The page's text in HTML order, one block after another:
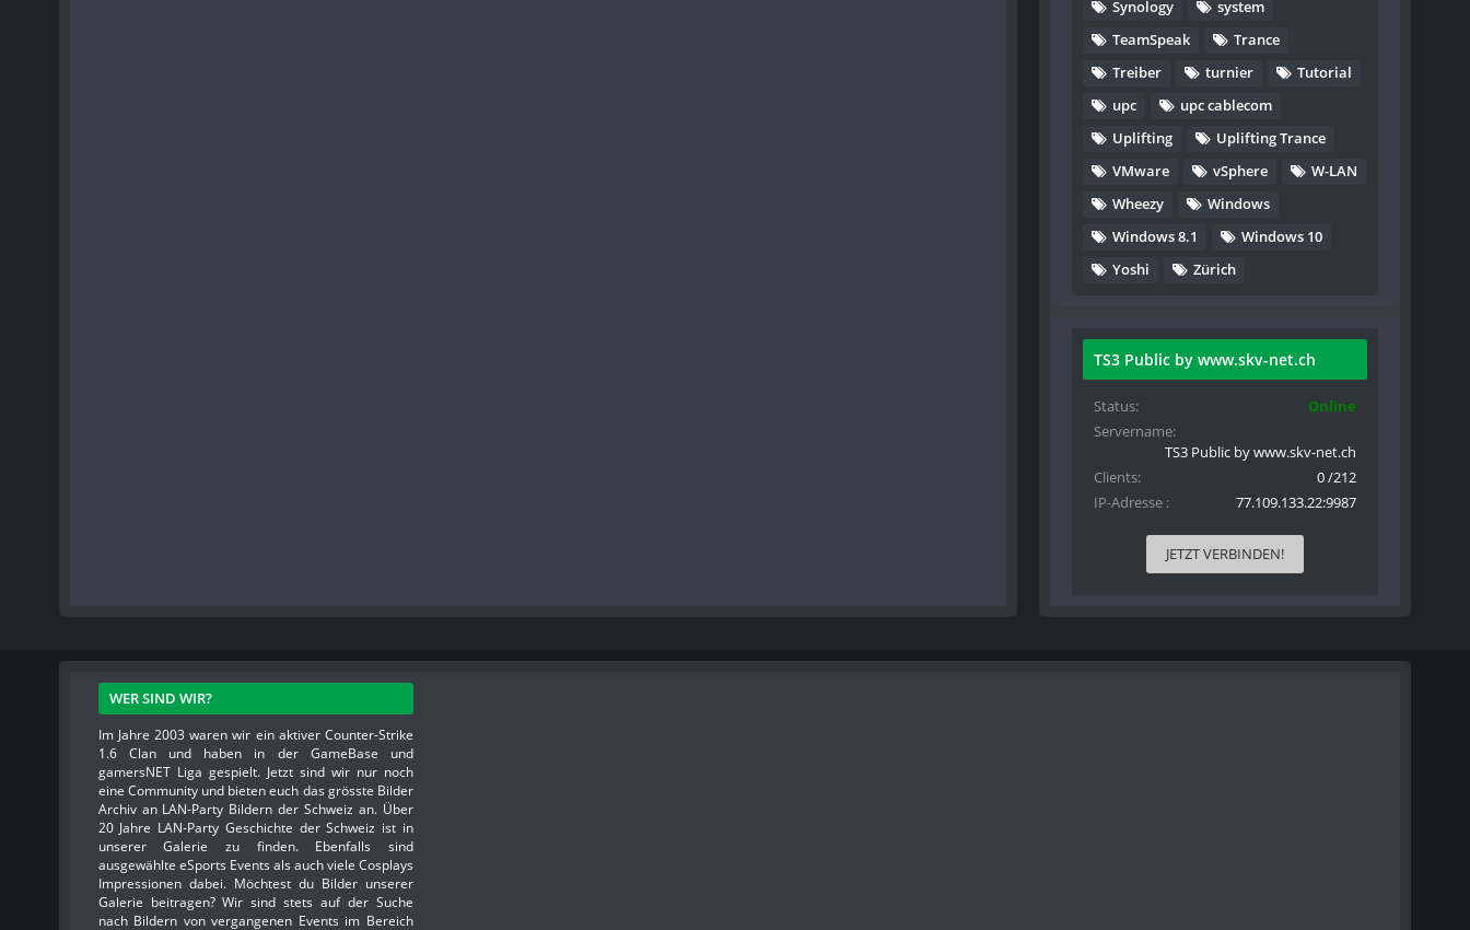
Synology
system
TeamSpeak
Trance
Treiber
turnier
Tutorial
upc
upc cablecom
Uplifting
Uplifting Trance
VMware
vSphere
W-LAN
Wheezy
Windows
Windows 8.1
Windows 10
Yoshi
Zürich
TS3 Public by www.skv-net.ch
Status
Online
Servername
TS3 Public by www.skv-net.ch
Clients
0 /212
IP-Adresse
77.109.133.22:9987
JETZT VERBINDEN!
WER SIND WIR?
Im Jahre 2003 waren wir ein aktiver Counter-Strike
1.6 Clan und haben in der GameBase und
gamersNET Liga gespielt. Jetzt sind wir nur noch
eine Community und bieten euch das grösste Bilder
Archiv an LAN-Party Bildern der Schweiz an. Über
20 Jahre LAN-Party Geschichte der Schweiz ist in
unserer Galerie zu finden. Ebenfalls sind
ausgewählte eSports Events als auch viele Cosplays
Impressionen dabei. Möchtest du Bilder unserer
Galerie beitragen? Wir sind stets auf der Suche
nach Bildern von vergangenen Events im Bereich